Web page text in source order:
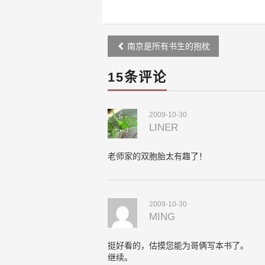
Post
navigation
南京是所有书生的抱枕
15条评论
2009-10-30
LINER
老师家的双胞胎太有趣了！
2009-10-30
MING
挺好看的，估摸您能为哥俩写本书了。
继续。